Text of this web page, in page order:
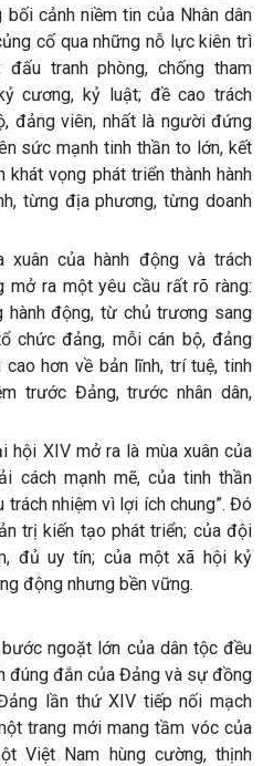
cảnh niềm tin của Nhân dân
cố qua những nỗ lực kiên trì
tranh phòng, chống tham
cương, kỷ luật; đề cao trách
đảng viên, nhất là người đứng
sức mạnh tinh thần to lớn, kết
vọng phát triển thành hành
từng địa phương, từng doanh
của hành động và trách
mở ra một yêu cầu rất rõ ràng:
hành động, từ chủ trương sang
chức đảng, mỗi cán bộ, đảng
hơn về bản lĩnh, trí tuệ, tinh
trước Đảng, trước nhân dân,
hội XIV mở ra là mùa xuân của
cách mạnh mẽ, của tinh thần
trách nhiệm vì lợi ích chung”. Đó
trị kiến tạo phát triển; của đội
đủ uy tín; của một xã hội kỷ
động nhưng bền vững.
ngoặt lớn của dân tộc đều
đúng đắn của Đảng và sự đồng
lần thứ XIV tiếp nối mạch
trang mới mang tầm vóc của
Việt Nam hùng cường, thịnh